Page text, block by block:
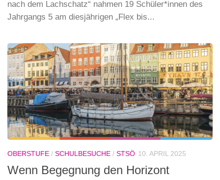
nach dem Lachschatz“ nahmen 19 Schüler*innen des
Jahrgangs 5 am diesjährigen „Flex bis...
OBERSTUFE / SCHULBESUCHE / STSÖ 10. APRIL 2025
Wenn Begegnung den Horizont